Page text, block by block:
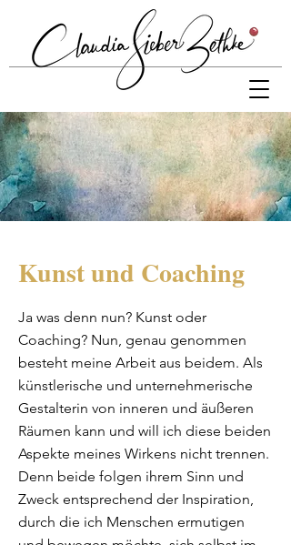
Kunst und Coaching
Ja was denn nun? Kunst oder
Coaching? Nun, genau genommen
besteht meine Arbeit aus beidem. Als
künstlerische und unternehmerische
Gestalterin von inneren und äußeren
Räumen kann und will ich diese beiden
Aspekte meines Wirkens nicht trennen.
Denn beide folgen ihrem Sinn und
Zweck entsprechend der Inspiration,
durch die ich Menschen ermutigen